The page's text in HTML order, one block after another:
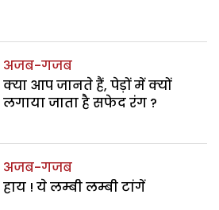
अजब-गजब
क्या आप जानते हैं, पेड़ों में क्यों
लगाया जाता है सफेद रंग ?
अजब-गजब
हाय ! ये लम्बी लम्बी टांगें